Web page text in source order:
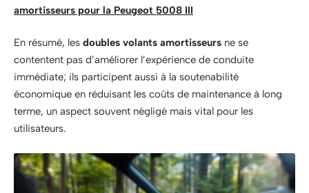
amortisseurs pour la Peugeot 5008 III
En résumé, les doubles volants amortisseurs ne se
contentent pas d’améliorer l’expérience de conduite
immédiate; ils participent aussi à la soutenabilité
économique en réduisant les coûts de maintenance à long
terme, un aspect souvent négligé mais vital pour les
utilisateurs.